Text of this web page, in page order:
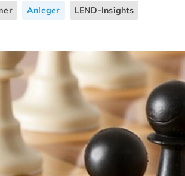
Anleger LEND-Insights